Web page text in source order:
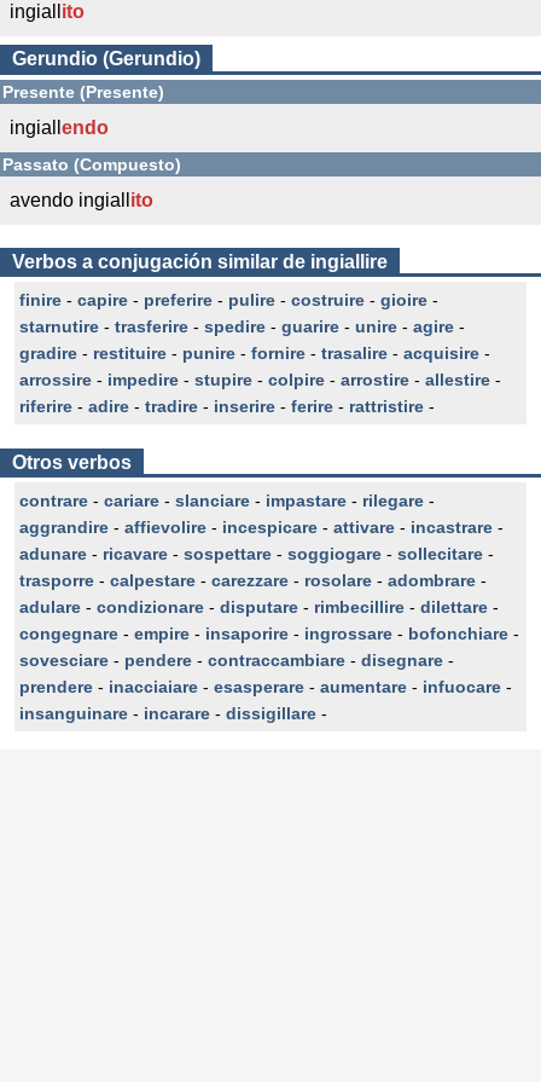
ingiall ito
Gerundio (Gerundio)
Presente (Presente)
ingiall endo
Passato (Compuesto)
avendo ingiall ito
Verbos a conjugación similar de ingiallire
finire - capire - preferire - pulire - costruire - gioire -
starnutire - trasferire - spedire - guarire - unire - agire -
gradire - restituire - punire - fornire - trasalire - acquisire -
arrossire - impedire - stupire - colpire - arrostire - allestire -
riferire - adire - tradire - inserire - ferire - rattristire -
Otros verbos
contrare - cariare - slanciare - impastare - rilegare -
aggrandire - affievolire - incespicare - attivare - incastrare -
adunare - ricavare - sospettare - soggiogare - sollecitare -
trasporre - calpestare - carezzare - rosolare - adombrare -
adulare - condizionare - disputare - rimbecillire - dilettare -
congegnare - empire - insaporire - ingrossare - bofonchiare -
sovesciare - pendere - contraccambiare - disegnare -
prendere - inacciaiare - esasperare - aumentare - infuocare -
insanguinare - incarare - dissigillare -